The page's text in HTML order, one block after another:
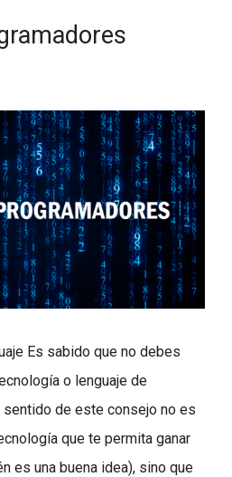
Es sabido que no debes
o lenguaje de
de este consejo no es
que te permita ganar
es una buena idea), sino que